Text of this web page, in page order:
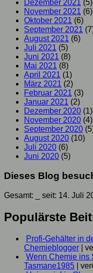
Dezember 2021 (5)
November 2021 (6)
Oktober 2021 (6)
September 2021
August 2021 (6)
Juli 2021 (5)
Juni 2021 (8)
Mai 2021 (8)
April 2021 (1)
März 2021 (2)
Februar 2021 (3)
Januar 2021 (2)
Dezember 2020 (1)
November 2020 (4)
September 2020
August 2020 (10)
Juli 2020 (6)
Juni 2020 (5)
Dieses Blog
Gesamt: seit: 14. Juli
Populärste
Profi-Gehälter in
Chemieblogger
Wenn Chemie
Tasmane1985